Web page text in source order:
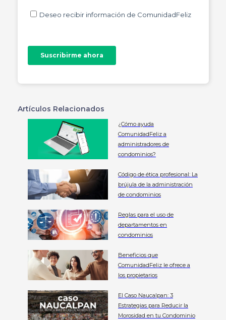
Artículos Relacionados
¿Cómo ayuda
ComunidadFeliz a
administradores de
condominios?
Código de ética profesional: La
brújula de la administración
de condominios
Reglas para el uso de
departamentos en
condominios
Beneficios que
ComunidadFeliz le ofrece a
los propietarios
El Caso Naucalpan: 3
Estrategias para Reducir la
Morosidad en tu Condominio